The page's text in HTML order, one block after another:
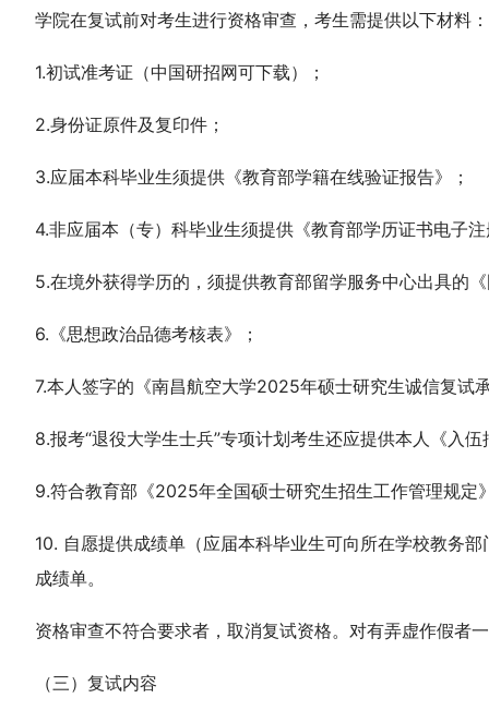
学院在复试前对考生进行资格审查，考生需提供以下材料：
1.初试准考证（中国研招网可下载）；
2.身份证原件及复印件；
3.应届本科毕业生须提供《教育部学籍在线验证报告》；
4.非应届本（专）科毕业生须提供《教育部学历证书电子
5.在境外获得学历的，须提供教育部留学服务中心出具的
6.《思想政治品德考核表》；
7.本人签字的《南昌航空大学2025年硕士研究生诚信复试
8.报考“退役大学生士兵”专项计划考生还应提供本人《入
9.符合教育部《2025年全国硕士研究生招生工作管理规
10. 自愿提供成绩单（应届本科毕业生可向所在学校教务
成绩单。
资格审查不符合要求者，取消复试资格。对有弄虚作假者
（三）复试内容